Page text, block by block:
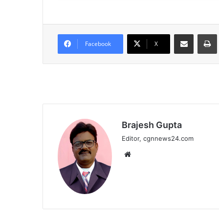
Facebook X
Share via Email
Brajesh Gupta
Editor, cgnnews24.com